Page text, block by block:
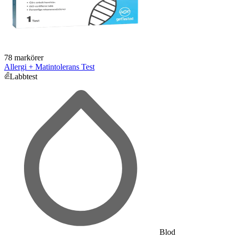
78 markörer
Allergi + Matintolerans Test
Labbtest
Blod